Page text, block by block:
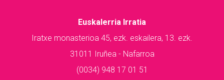
Euskalerria Irratia
Iratxe monasterioa 45, ezk. eskailera, 13. ezk.
31011 Iruñea - Nafarroa
(0034) 948 17 01 51